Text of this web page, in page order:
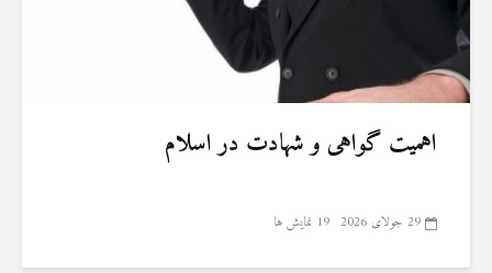
اهمیت گواهی و شهادت در اسلام
29 جولای 2026 19 نمایش ها